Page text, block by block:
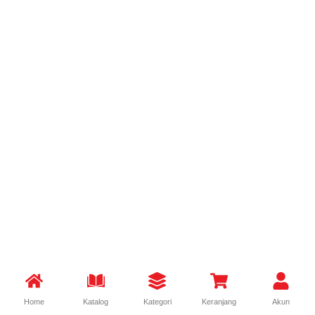
Home Katalog Kategori Keranjang Akun